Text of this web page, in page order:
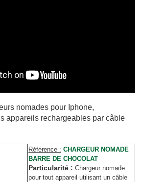
nomades pour Iphone,
appareils rechargeables par câble
Référence : CHARGEUR NOMADE
BARRE DE CHOCOLAT
Particularité : Chargeur nomade
pour tout appareil utilisant un câble